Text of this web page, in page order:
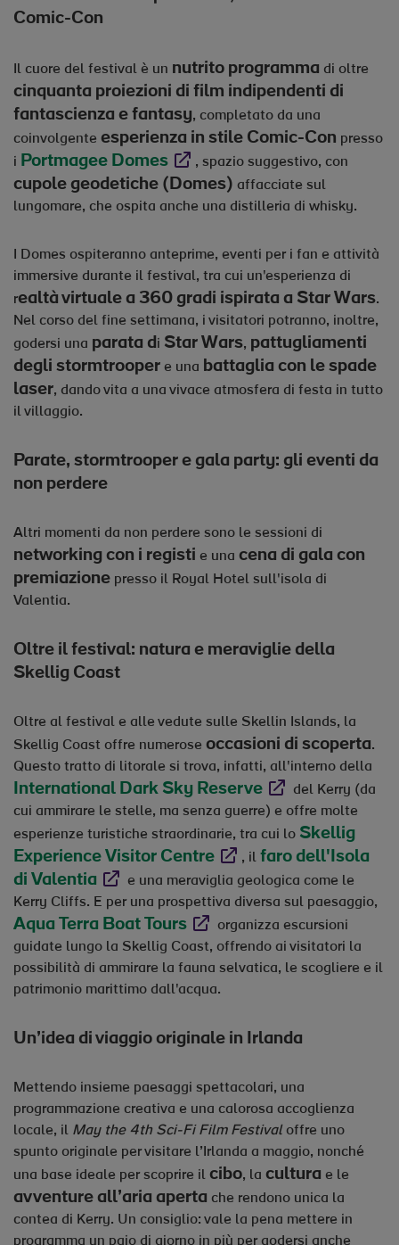
Comic-Con
Il cuore del festival è un nutrito programma di oltre
cinquanta proiezioni di film indipendenti di
fantascienza e fantasy, completato da una
coinvolgente esperienza in stile Comic-Con presso
i Portmagee DomesOpens in new window
, spazio suggestivo, con
cupole geodetiche (Domes) affacciate sul
lungomare, che ospita anche una distilleria di whisky.
I Domes ospiteranno anteprime, eventi per i fan e attività
immersive durante il festival, tra cui un'esperienza di
realtà virtuale a 360 gradi ispirata a Star Wars.
Nel corso del fine settimana, i visitatori potranno, inoltre,
godersi una parata d i Star Wars, pattugliamenti
degli stormtrooper e una battaglia con le spade
laser, dando vita a una vivace atmosfera di festa in tutto
il villaggio.
Parate, stormtrooper e gala party: gli eventi da
non perdere
Altri momenti da non perdere sono le sessioni di
networking con i registi e una cena di gala con
premiazione presso il Royal Hotel sull'isola di
Valentia.
Oltre il festival: natura e meraviglie della
Skellig Coast
Oltre al festival e alle vedute sulle Skellin Islands, la
Skellig Coast offre numerose occasioni di scoperta.
Questo tratto di litorale si trova, infatti, all'interno della
International Dark Sky ReserveOpens in new window
del Kerry (da
cui ammirare le stelle, ma senza guerre) e offre molte
esperienze turistiche straordinarie, tra cui lo Skellig
Experience Visitor CentreOpens in new window
, il faro dell'Isola
di Valentia Opens in new window
e una meraviglia geologica come le
Kerry Cliffs. E per una prospettiva diversa sul paesaggio,
Aqua Terra Boat ToursOpens in new window
organizza escursioni
guidate lungo la Skellig Coast, offrendo ai visitatori la
possibilità di ammirare la fauna selvatica, le scogliere e il
patrimonio marittimo dall'acqua.
Un’idea di viaggio originale in Irlanda
Mettendo insieme paesaggi spettacolari, una
programmazione creativa e una calorosa accoglienza
locale, il May the 4th Sci-Fi Film Festival offre uno
spunto originale per visitare l’Irlanda a maggio, nonché
una base ideale per scoprire il cibo, la cultura e le
avventure all’aria aperta che rendono unica la
contea di Kerry. Un consiglio: vale la pena mettere in
programma un paio di giorno in più per godersi anche